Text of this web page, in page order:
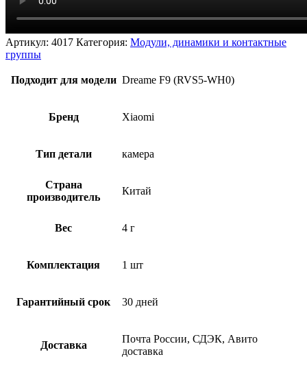
Артикул: 4017 Категория: Модули, динамики и контактные
группы
Подходит для модели Dreame F9 (RVS5-WH0)
Бренд Xiaomi
Тип детали камера
Страна
производитель
Китай
Вес 4 г
Комплектация 1 шт
Гарантийный срок 30 дней
Доставка
Почта России, СДЭК, Авито
доставка